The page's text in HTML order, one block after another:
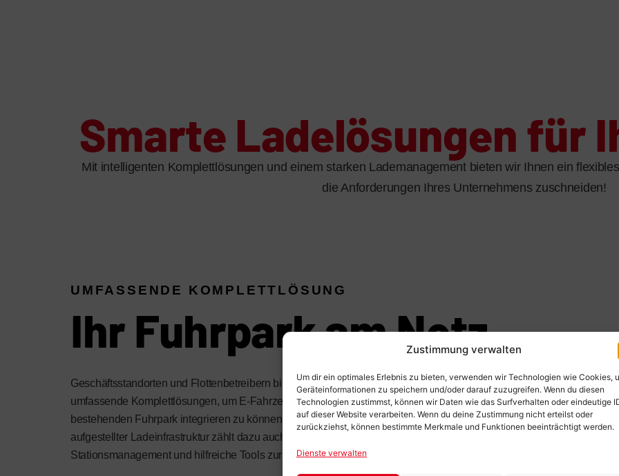
Zustimmung verwalten
Um dir ein optimales Erlebnis zu bieten, verwenden wir Technologien wie Cookies,
Geräteinformationen zu speichern und/oder darauf zuzugreifen. Wenn du diesen
Technologien zustimmst, können wir Daten wie das Surfverhalten oder eindeutige
auf dieser Website verarbeiten. Wenn du deine Zustimmung nicht erteilst oder
zurückziehst, können bestimmte Merkmale und Funktionen beeinträchtigt werden.
Dienste verwalten
Smarte Ladelösungen für
Mit intelligenten Komplettlösungen und einem starken Lademanagement bieten wir Ihnen ein
die Anforderungen Ihres Unternehmens zuschneiden!
UMFASSENDE KOMPLETTLÖSUNG
Ihr Fuhrpark am Netz
Geschäftsstandorten und Flottenbetreibern bietet Hümmer Elektrotechnik
umfassende Komplettlösungen, um E-Fahrzeuge einfach und effizient in den
bestehenden Fuhrpark integrieren zu können. Neben der Implementierung optimal
aufgestellter Ladeinfrastruktur zählt dazu auch ein intelligentes
Stationsmanagement und hilfreiche Tools zur Flottenverwaltung.